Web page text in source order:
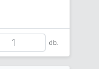
db.